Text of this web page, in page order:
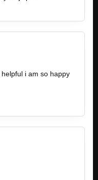
i am so happy